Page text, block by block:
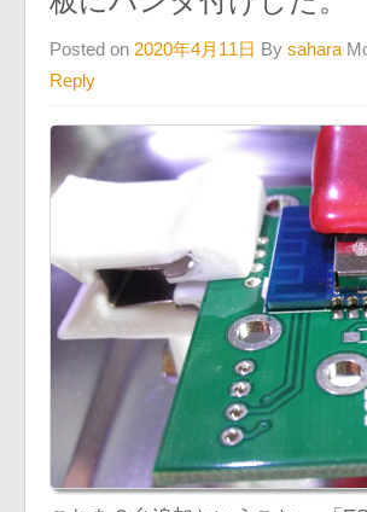
Posted on 2020年4月11日 By sahara
Reply